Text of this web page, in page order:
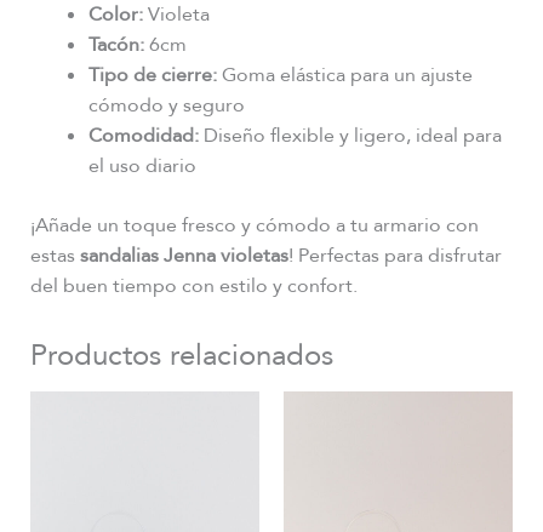
Color:Violeta
Tacón:6cm
Tipo de cierre:Goma elástica para un ajuste
cómodo y seguro
Comodidad:Diseño flexible y ligero, ideal para
el uso diario
¡Añade un toque fresco y cómodo a tu armario con
estas sandalias Jenna violetas! Perfectas para disfrutar
del buen tiempo con estilo y confort.
Productos relacionados